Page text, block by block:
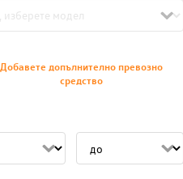
Добавете допълнително превозно
средство